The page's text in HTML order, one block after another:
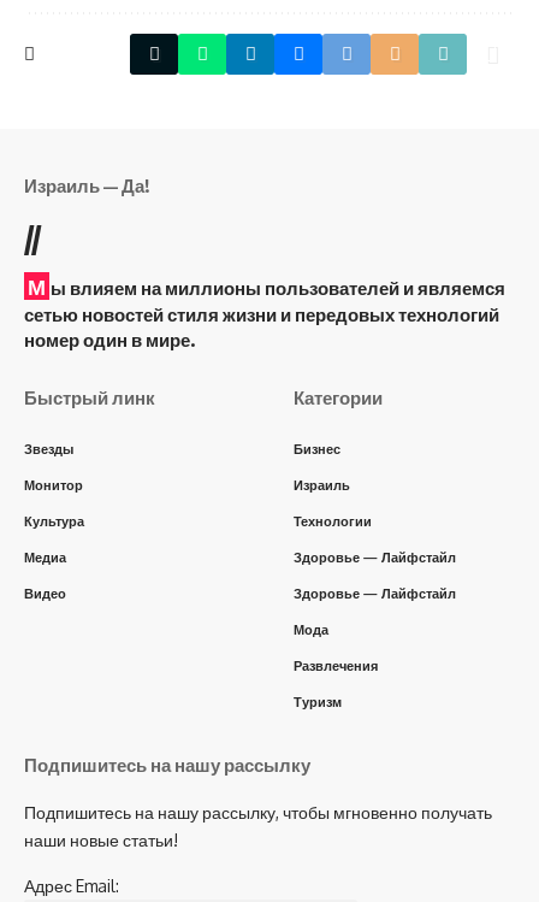
Израиль — Да!
//
М ы влияем на миллионы пользователей и являемся
сетью новостей стиля жизни и передовых технологий
номер один в мире.
Быстрый линк
Звезды
Монитор
Культура
Медиа
Видео
Категории
Бизнес
Израиль
Технологии
Здоровье — Лайфстайл
Здоровье — Лайфстайл
Мода
Развлечения
Туризм
Подпишитесь на нашу рассылку
Подпишитесь на нашу рассылку, чтобы мгновенно получать
наши новые статьи!
Адрес Email: